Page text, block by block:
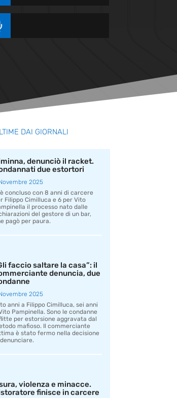
DAI GIORNALI
denunciò il racket.
due estortori
2025
concluso con 8 anni di carcere
Filippo Cimilluca e 6 per Vito
il processo nato dalle
del gestore di un bar,
pagò per paura.
faccio saltare la casa”: il
denuncia, due
2025
anni a Filippo Cimilluca, sei anni
Pampinella. Sono le condanne
per estorsione aggravata dal
mafioso. Il commerciante
è stato fermo nella decisione
violenza e minacce.
finisce in carcere